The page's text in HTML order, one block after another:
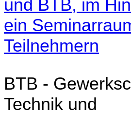
BTB -
Technik und